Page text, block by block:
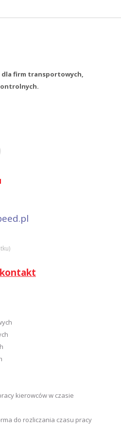
dla firm transportowych,
kontakt
kierowców w czasie
do rozliczania czasu pracy